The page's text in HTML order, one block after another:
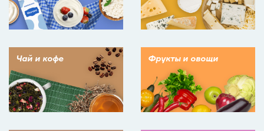
Чай и кофе Фрукты и овощи